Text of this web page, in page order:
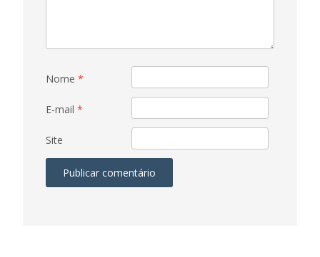
Nome *
E-mail *
Site